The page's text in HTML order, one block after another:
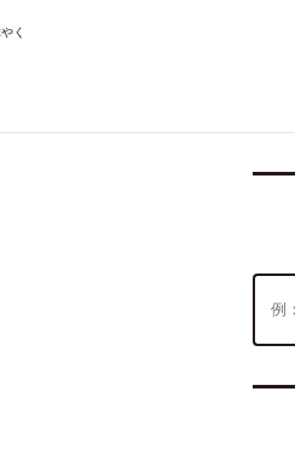
く